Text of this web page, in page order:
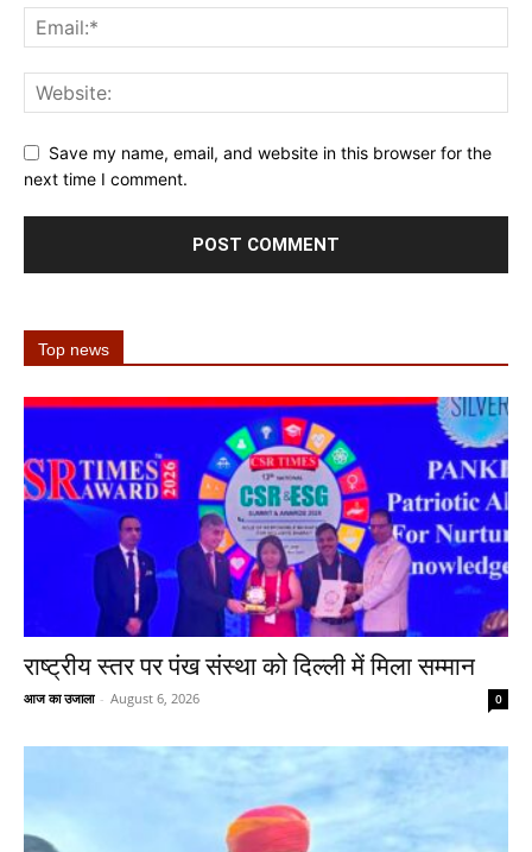
Save my name, email, and website in this browser for the
next time I comment.
Top news
राष्ट्रीय स्तर पर पंख संस्था को दिल्ली में मिला सम्मान
आज का उजाला - August 6, 2026 0